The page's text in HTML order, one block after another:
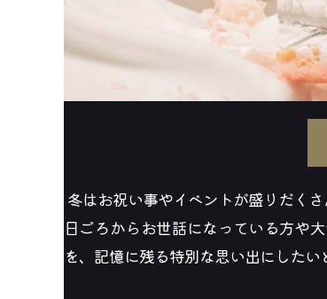
冬はお祝い事やイベントが盛りだくさ
日ごろからお世話になっている方や
を、記憶に残る特別な思い出にした